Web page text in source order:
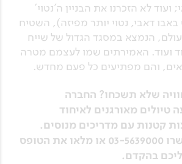
ועוד לא הזכרנו את הבניין ה'נטוי'
באבו דאבי, נטוי יותר מפיזה), השטיח
הנמצא במסגד הגדול של שייח
ועוד. האמירתים שמו לעצמם מטרה
והם מפתיעים כל פעם מחדש.
שלא תשכחו? החברה
טיולים מאורגנים לאיחוד
קטנות עם מדריכים מנוסים.
למידע נוסף התקשרו 03-5639000 או מלאו את הטופס
בהקדם.